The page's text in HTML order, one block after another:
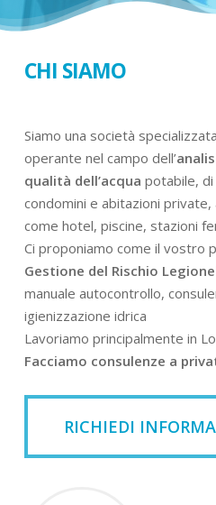
CHI SIAMO
Siamo una società
operante nel campo dell’
qualità dell’acqua potabile,
condomini e abitazioni
come hotel, piscine, stazioni
Ci proponiamo come il vostro
Gestione del Rischio
manuale autocontrollo,
igienizzazione idrica
Lavoriamo principalmente in
Facciamo consulenze a
RICHIEDI